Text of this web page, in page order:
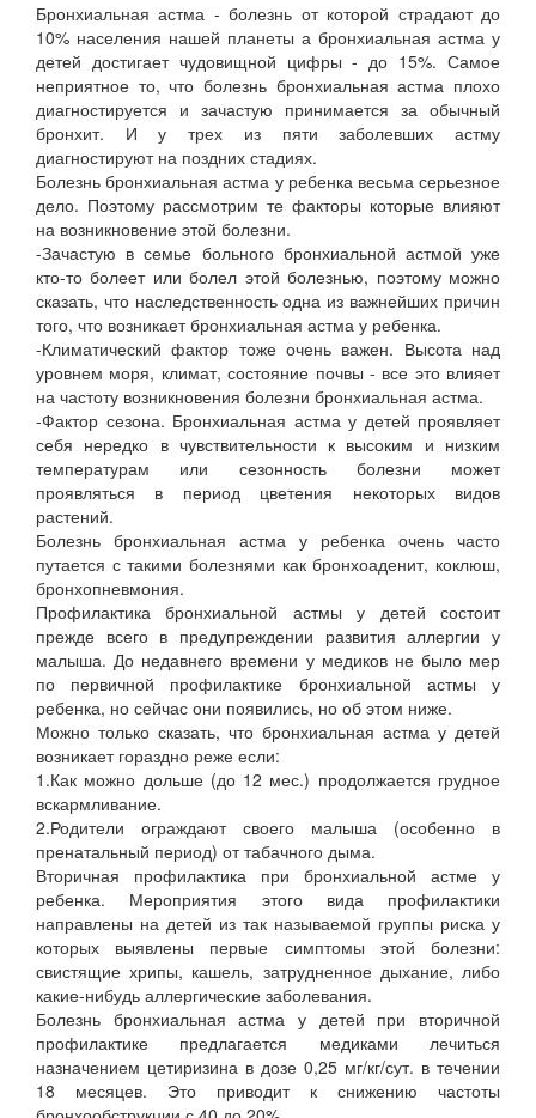
Бронхиальная астма - болезнь от которой страдают до
10% населения нашей планеты а бронхиальная астма у
детей достигает чудовищной цифры - до 15%. Самое
неприятное то, что болезнь бронхиальная астма плохо
диагностируется и зачастую принимается за обычный
бронхит. И у трех из пяти заболевших астму
диагностируют на поздних стадиях.
Болезнь бронхиальная астма у ребенка весьма серьезное
дело. Поэтому рассмотрим те факторы которые влияют
на возникновение этой болезни.
-Зачастую в семье больного бронхиальной астмой уже
кто-то болеет или болел этой болезнью, поэтому можно
сказать, что наследственность одна из важнейших причин
того, что возникает бронхиальная астма у ребенка.
-Климатический фактор тоже очень важен. Высота над
уровнем моря, климат, состояние почвы - все это влияет
на частоту возникновения болезни бронхиальная астма.
-Фактор сезона. Бронхиальная астма у детей проявляет
себя нередко в чувствительности к высоким и низким
температурам или сезонность болезни может
проявляться в период цветения некоторых видов
растений.
Болезнь бронхиальная астма у ребенка очень часто
путается с такими болезнями как бронхоаденит, коклюш,
бронхопневмония.
Профилактика бронхиальной астмы у детей состоит
прежде всего в предупреждении развития аллергии у
малыша. До недавнего времени у медиков не было мер
по первичной профилактике бронхиальной астмы у
ребенка, но сейчас они появились, но об этом ниже.
Можно только сказать, что бронхиальная астма у детей
возникает гораздно реже если:
1.Как можно дольше (до 12 мес.) продолжается грудное
вскармливание.
2.Родители ограждают своего малыша (особенно в
пренатальный период) от табачного дыма.
Вторичная профилактика при бронхиальной астме у
ребенка. Мероприятия этого вида профилактики
направлены на детей из так называемой группы риска у
которых выявлены первые симптомы этой болезни:
свистящие хрипы, кашель, затрудненное дыхание, либо
какие-нибудь аллергические заболевания.
Болезнь бронхиальная астма у детей при вторичной
профилактике предлагается медиками лечиться
назначением цетиризина в дозе 0,25 мг/кг/сут. в течении
18 месяцев. Это приводит к снижению частоты